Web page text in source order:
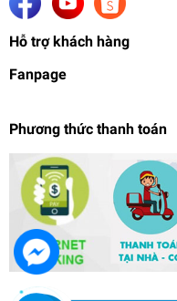
Hỗ trợ khách hàng
Fanpage
Phương thức thanh toán
Mô hình